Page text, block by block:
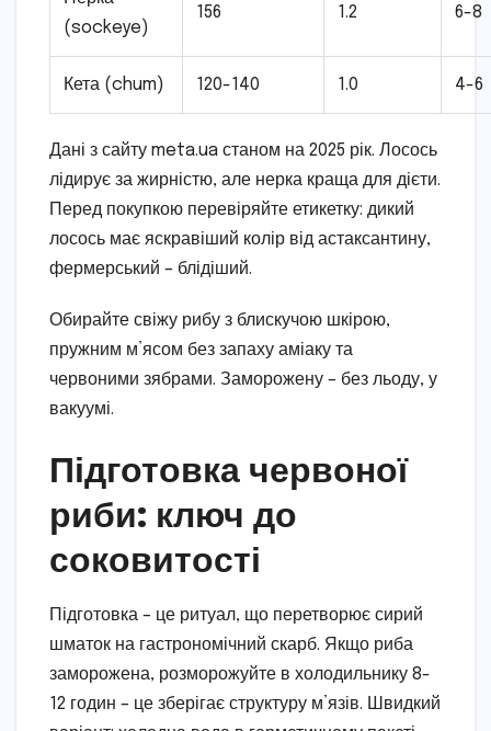
(sockeye)
156 1.2 6-8
Кета (chum) 120-140 1.0 4-6
Дані з сайту meta.ua станом на 2025 рік. Лосось
лідирує за жирністю, але нерка краща для дієти.
Перед покупкою перевіряйте етикетку: дикий
лосось має яскравіший колір від астаксантину,
фермерський – блідіший.
Обирайте свіжу рибу з блискучою шкірою,
пружним м’ясом без запаху аміаку та
червоними зябрами. Заморожену – без льоду, у
вакуумі.
Підготовка червоної
риби: ключ до
соковитості
Підготовка – це ритуал, що перетворює сирий
шматок на гастрономічний скарб. Якщо риба
заморожена, розморожуйте в холодильнику 8-
12 годин – це зберігає структуру м’язів. Швидкий